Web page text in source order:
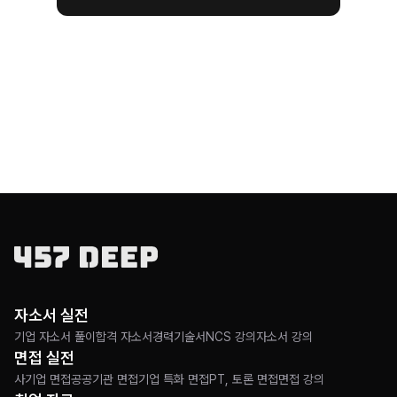
자소서 실전
기업 자소서 풀이 합격 자소서경력기술서 NCS 강의자소서 강의
면접 실전
사기업 면접공공기관 면접기업 특화 면접PT, 토론 면접면접 강의